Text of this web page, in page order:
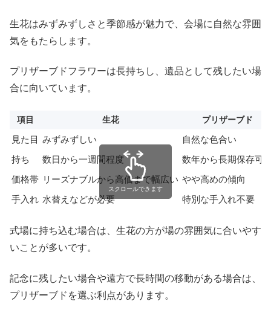
生花はみずみずしさと季節感が魅力で、会場に自然な雰囲
気をもたらします。
プリザーブドフラワーは長持ちし、遺品として残したい場
合に向いています。
項目 生花 プリザーブド
見た目 みずみずしい
自然な色合い
持ち
数日から一週間程度
数年から長期保存可
価格帯 リーズナブルから高価まで幅広い やや高めの傾向
手入れ 水替えなどが必要 特別な手入れ不要
スクロールできます
式場に持ち込む場合は、生花の方が場の雰囲気に合いやす
いことが多いです。
記念に残したい場合や遠方で長時間の移動がある場合は、
プリザーブドを選ぶ利点があります。